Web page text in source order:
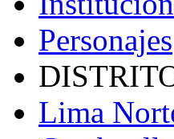
Personajes
Lima